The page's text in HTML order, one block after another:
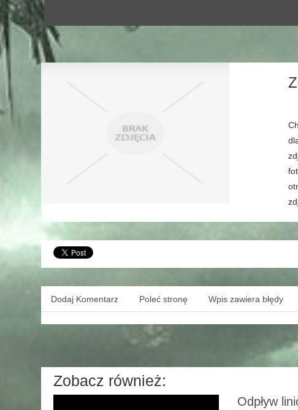
Dodaj Komentarz Poleć stronę Wpis zawiera błędy
Zobacz również:
Odpływ